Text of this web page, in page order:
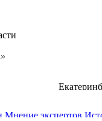
»
Мнение экспертов